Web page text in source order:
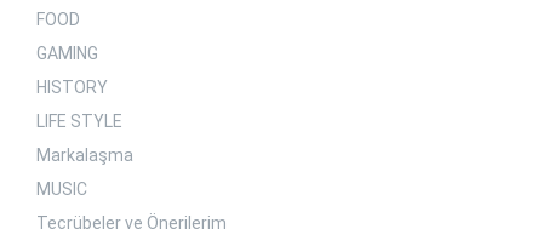
FOOD
GAMING
HISTORY
LIFE STYLE
Markalaşma
MUSIC
Tecrübeler ve Önerilerim